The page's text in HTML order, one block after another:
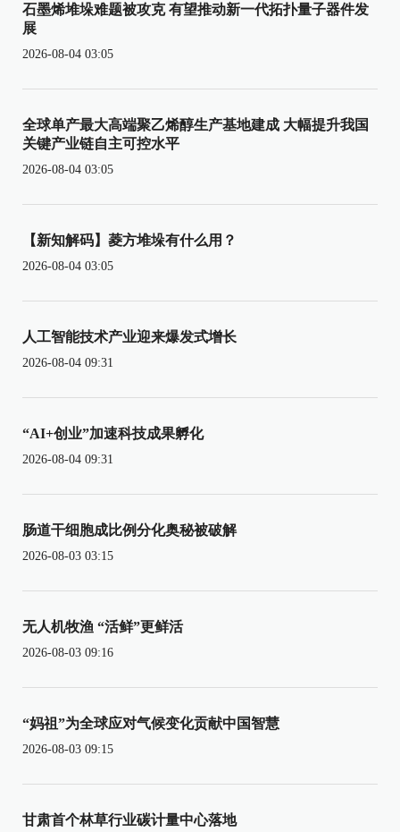
石墨烯堆垛难题被攻克 有望推动新一代拓扑量子器件发
展
2026-08-04 03:05
全球单产最大高端聚乙烯醇生产基地建成 大幅提升我国
关键产业链自主可控水平
2026-08-04 03:05
【新知解码】菱方堆垛有什么用？
2026-08-04 03:05
人工智能技术产业迎来爆发式增长
2026-08-04 09:31
“AI+创业”加速科技成果孵化
2026-08-04 09:31
肠道干细胞成比例分化奥秘被破解
2026-08-03 03:15
无人机牧渔 “活鲜”更鲜活
2026-08-03 09:16
“妈祖”为全球应对气候变化贡献中国智慧
2026-08-03 09:15
甘肃首个林草行业碳计量中心落地